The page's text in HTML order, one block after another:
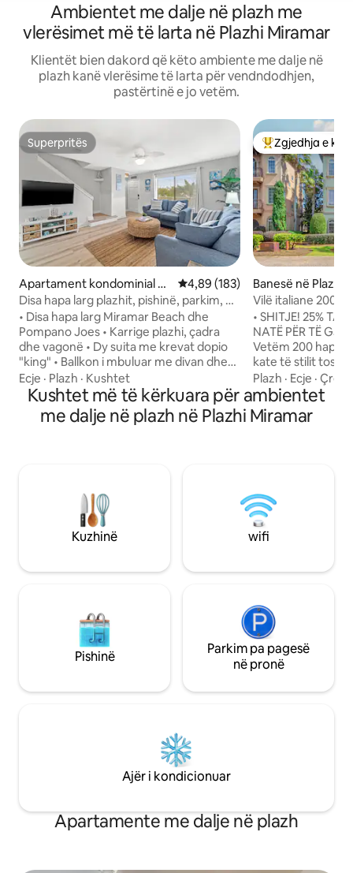
Ambientet me dalje në plazh me
vlerësimet më të larta në Plazhi Miramar
Klientët bien dakord që këto ambiente me dalje në
plazh kanë vlerësime të larta për vendndodhjen,
pastërtinë e jo vetëm.
Superpritës
Superpritës
Apartament kondominial në
Plazhi Miramar
Vlerësimi mesatar 4,89 nga 5,
4,89 (183)
Disa hapa larg plazhit, pishinë, parkim, dy
suita me krevat dopio "king"
• Disa hapa larg Miramar Beach dhe
Pompano Joes • Karrige plazhi, çadra
dhe vagonë • Dy suita me krevat dopio
"king" • Ballkon i mbuluar me divan dhe
karrige • Pishina e komunitetit • Parkim i
caktuar • Kuzhinë e kompletuar • Makinë
larëse/tharëse me madhësi të plotë •
Divan-krevati dopio "Queen" në dhomën
dopio "king" me banjë private (dush) •
Dhoma e gjumit nr. 2 - Krevat dopio
"king" me banjë private (vaskë - dush •
Dhoma e ndenjjes - Divan-krevat dopio
Ecje · Plazh · Kushtet
Më të mirat e
Zgjedhja e
Banesë në Plazhi
Vilë italiane 200
Lundrim falas!
• SHITJE! 25%
NATË PËR TË
Vetëm 200 hapa
kate të stilit
të bukura të
• Biletë falas për
qëndrimi! (për
Pishinë e stilit
ruajtur në listën e
butonin
pyetur se çfarë
disponueshëm
Plazh · Ecje ·
Kushtet më të kërkuara për ambientet
me dalje në plazh në Plazhi Miramar
Kuzhinë wifi
Pishinë
Parkim pa pagesë
në pronë
Ajër i kondicionuar
Apartamente me dalje në plazh